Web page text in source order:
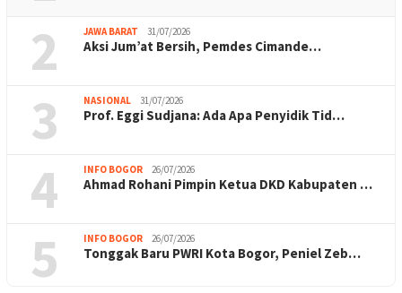
2 JAWA BARAT 31/07/2026
Aksi Jum’at Bersih, Pemdes Cimande…
3 NASIONAL 31/07/2026
Prof. Eggi Sudjana: Ada Apa Penyidik Tid…
4 INFO BOGOR 26/07/2026
Ahmad Rohani Pimpin Ketua DKD Kabupaten …
5 INFO BOGOR 26/07/2026
Tonggak Baru PWRI Kota Bogor, Peniel Zeb…